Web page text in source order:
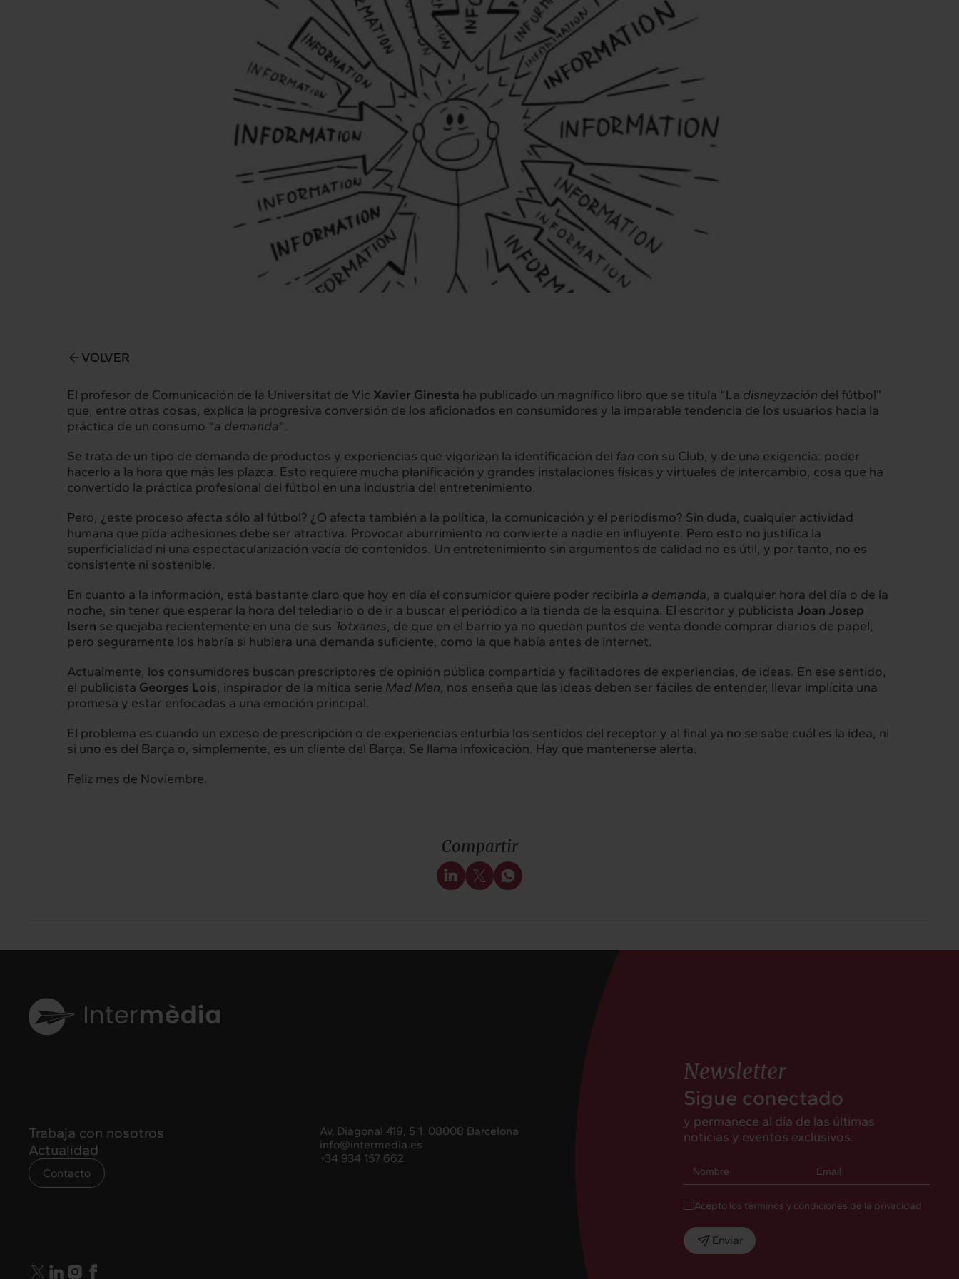
Intermèdia
Sobre nosotros
Interconexión
Nuestros servicios
Interacción
Proyectos
Intermèdia
Interrelación Insights Intercambio
VOLVER
El profesor de Comunicación de la Universitat de Vic Xavier Ginesta ha publicado un magnífico libro que se titula “La disneyzación del fútbol”
que, entre otras cosas, explica la progresiva conversión de los aficionados en consumidores y la imparable tendencia de los usuarios hacia la
práctica de un consumo “a demanda”.
Se trata de un tipo de demanda de productos y experiencias que vigorizan la identificación del fan con su Club, y de una exigencia: poder
hacerlo a la hora que más les plazca. Esto requiere mucha planificación y grandes instalaciones físicas y virtuales de intercambio, cosa que ha
convertido la práctica profesional del fútbol en una industria del entretenimiento.
Pero, ¿este proceso afecta sólo al fútbol? ¿O afecta también a la política, la comunicación y el periodismo? Sin duda, cualquier actividad
humana que pida adhesiones debe ser atractiva. Provocar aburrimiento no convierte a nadie en influyente. Pero esto no justifica la
superficialidad ni una espectacularización vacía de contenidos. Un entretenimiento sin argumentos de calidad no es útil, y por tanto, no es
consistente ni sostenible.
En cuanto a la información, está bastante claro que hoy en día el consumidor quiere poder recibirla a demanda, a cualquier hora del día o de la
noche, sin tener que esperar la hora del telediario o de ir a buscar el periódico a la tienda de la esquina. El escritor y publicista Joan Josep
Isern se quejaba recientemente en una de sus Totxanes, de que en el barrio ya no quedan puntos de venta donde comprar diarios de papel,
pero seguramente los habría si hubiera una demanda suficiente, como la que había antes de internet.
Actualmente, los consumidores buscan prescriptores de opinión pública compartida y facilitadores de experiencias, de ideas. En ese sentido,
el publicista Georges Lois, inspirador de la mítica serie Mad Men, nos enseña que las ideas deben ser fáciles de entender, llevar implícita una
promesa y estar enfocadas a una emoción principal.
El problema es cuando un exceso de prescripción o de experiencias enturbia los sentidos del receptor y al final ya no se sabe cuál es la idea, ni
si uno es del Barça o, simplemente, es un cliente del Barça. Se llama infoxicación. Hay que mantenerse alerta.
Feliz mes de Noviembre.
Compartir
Trabaja con nosotros
Actualidad
Contacto
Av. Diagonal 419, 5 1. 08008 Barcelona
info@intermedia.es
+34 934 157 662
Newsletter
Sigue conectado
y permanece al día de las últimas
noticias y eventos exclusivos.
Acepto los términos y condiciones de la privacidad
Enviar